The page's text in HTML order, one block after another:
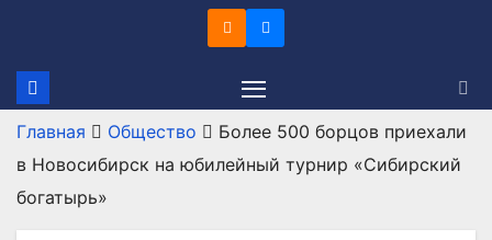
содержимому
Главная Общество
Более 500 борцов приехали
в Новосибирск на юбилейный турнир «Сибирский
богатырь»